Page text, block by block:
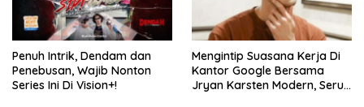
Penuh Intrik, Dendam dan
Penebusan, Wajib Nonton
Series Ini Di Vision+!
Mengintip Suasana Kerja Di
Kantor Google Bersama
Jryan Karsten Modern, Seru,